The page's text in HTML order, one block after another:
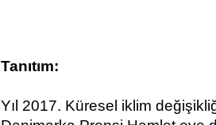
Tanıtım:
Yıl 2017. Küresel iklim